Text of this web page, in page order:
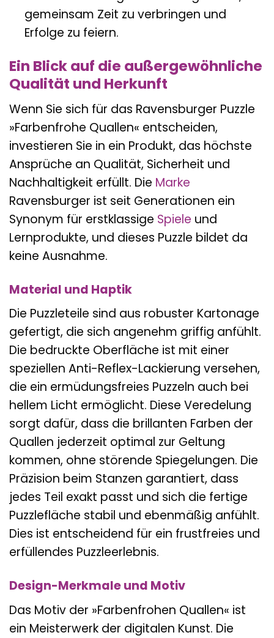
gemeinsam Zeit zu verbringen und
Erfolge zu feiern.
Ein Blick auf die außergewöhnliche
Qualität und Herkunft
Wenn Sie sich für das Ravensburger Puzzle
»Farbenfrohe Quallen« entscheiden,
investieren Sie in ein Produkt, das höchste
Ansprüche an Qualität, Sicherheit und
Nachhaltigkeit erfüllt. Die Marke
Ravensburger ist seit Generationen ein
Synonym für erstklassige Spiele und
Lernprodukte, und dieses Puzzle bildet da
keine Ausnahme.
Material und Haptik
Die Puzzleteile sind aus robuster Kartonage
gefertigt, die sich angenehm griffig anfühlt.
Die bedruckte Oberfläche ist mit einer
speziellen Anti-Reflex-Lackierung versehen,
die ein ermüdungsfreies Puzzeln auch bei
hellem Licht ermöglicht. Diese Veredelung
sorgt dafür, dass die brillanten Farben der
Quallen jederzeit optimal zur Geltung
kommen, ohne störende Spiegelungen. Die
Präzision beim Stanzen garantiert, dass
jedes Teil exakt passt und sich die fertige
Puzzlefläche stabil und ebenmäßig anfühlt.
Dies ist entscheidend für ein frustfreies und
erfüllendes Puzzleerlebnis.
Design-Merkmale und Motiv
Das Motiv der »Farbenfrohen Quallen« ist
ein Meisterwerk der digitalen Kunst. Die